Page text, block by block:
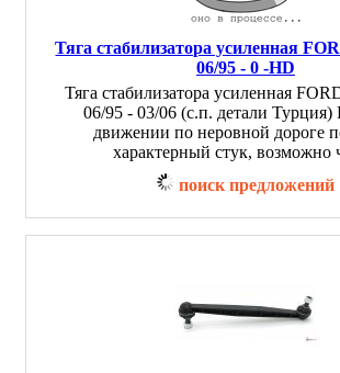
Тяга стабилизатора усиленная
06/95 - 0 -HD
Тяга стабилизатора усиленная
06/95 - 03/06 (с.п. детали Турция)
движении по неровной дороге
характерный стук, возможно
поиск предложений